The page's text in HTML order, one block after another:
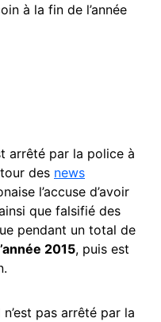
à la fin de l’année
arrêté par la police à
des news
l’accuse d’avoir
que falsifié des
pendant un total de
2015, puis est
pas arrêté par la